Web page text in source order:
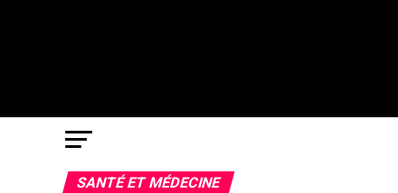
SANTÉ ET MÉDECINE